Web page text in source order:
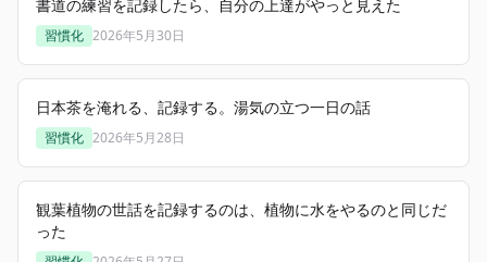
書道の練習を記録したら、自分の上達がやっと見えた
習慣化 2026年5月30日
日本茶を淹れる、記録する。湯気の立つ一日の話
習慣化 2026年5月28日
観葉植物の世話を記録するのは、植物に水をやるのと同じだ
った